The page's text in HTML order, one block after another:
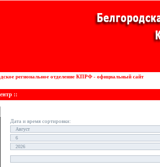
региональное отделение КПРФ - официальный сайт
::
Дата и время сортировки: